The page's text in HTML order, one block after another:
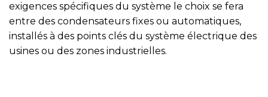
exigences spécifiques du système le choix se fera
entre des condensateurs fixes ou automatiques,
installés à des points clés du système électrique des
usines ou des zones industrielles.